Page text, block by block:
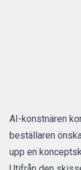
AI-konstnären
beställaren
upp en